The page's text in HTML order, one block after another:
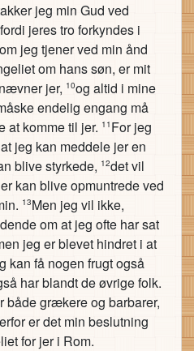
jeg min Gud ved
jeres tro forkyndes i
jeg tjener ved min ånd
om hans søn, er mit
jer, 10og altid i mine
endelig engang må
at komme til jer. 11 For jeg
jeg kan meddele jer en
blive styrkede, 12det vil
kan blive opmuntrede ved
13Men jeg vil ikke,
om at jeg ofte har sat
jeg er blevet hindret i at
kan få nogen frugt også
har blandt de øvrige folk.
både grækere og barbarer,
er det min beslutning
for jer i Rom.